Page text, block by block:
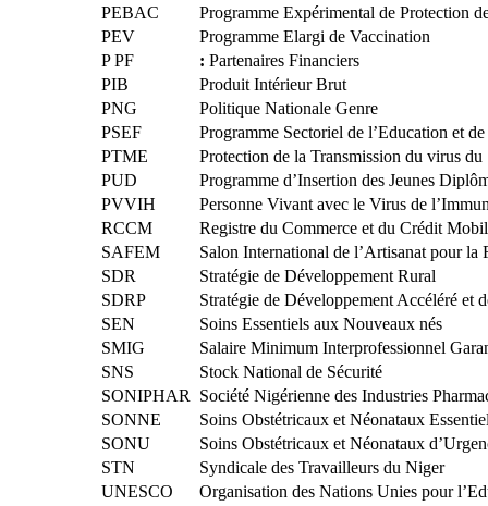
PEBAC
Programme Expérimental de Protection
PEV
Programme Elargi de Vaccination
P PF
: Partenaires Financiers
PIB
Produit Intérieur Brut
PNG
Politique Nationale Genre
PSEF
Programme Sectoriel de l’Education et
PTME
Protection de la Transmission du virus
PUD
Programme d’Insertion des Jeunes
PVVIH
Personne Vivant avec le Virus de
RCCM
Registre du Commerce et du Crédit
SAFEM
Salon International de l’Artisanat pour la
SDR
Stratégie de Développement Rural
SDRP
Stratégie de Développement Accéléré et
SEN
Soins Essentiels aux Nouveaux nés
SMIG
Salaire Minimum Interprofessionnel
SNS
Stock National de Sécurité
SONIPHAR
Société Nigérienne des Industries
SONNE
Soins Obstétricaux et Néonataux
SONU
Soins Obstétricaux et Néonataux
STN
Syndicale des Travailleurs du Niger
UNESCO
Organisation des Nations Unies pour